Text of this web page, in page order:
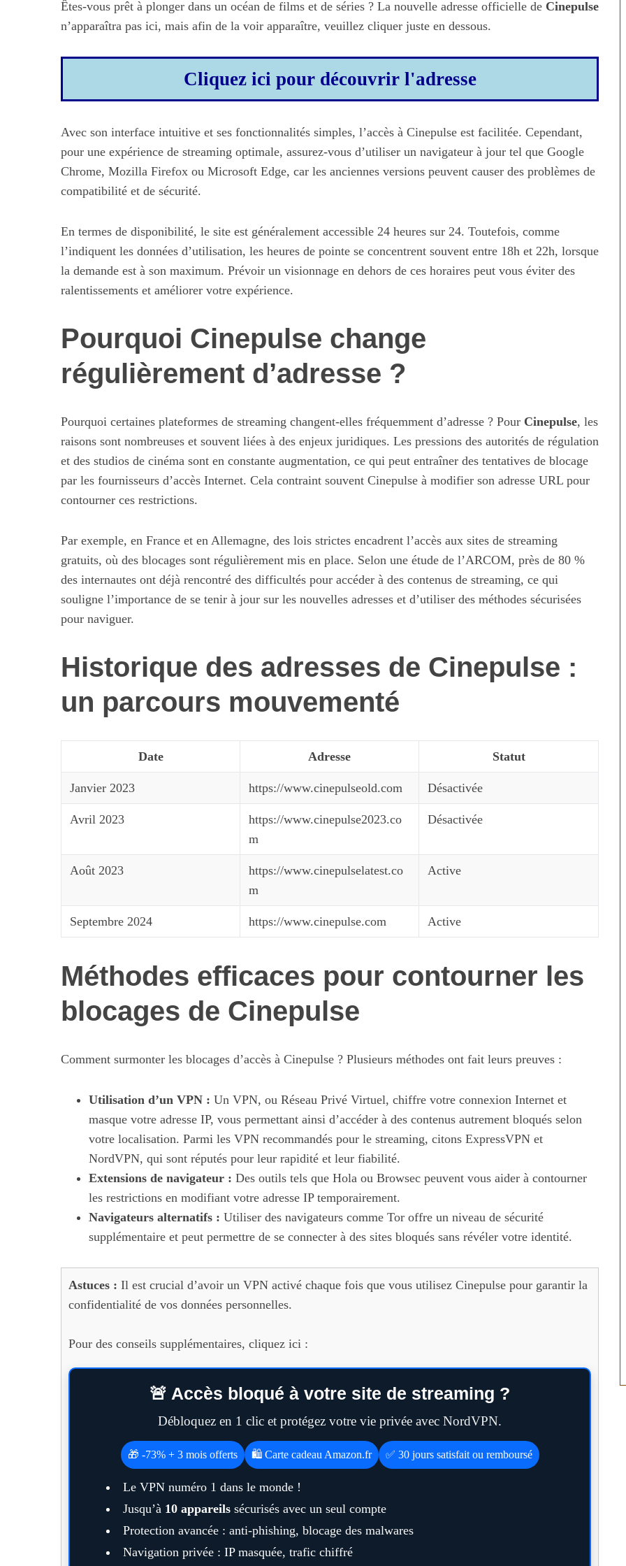
Êtes-vous prêt à plonger dans un océan de films et de séries ? La nouvelle adresse officielle de Cinepulse
n’apparaîtra pas ici, mais afin de la voir apparaître, veuillez cliquer juste en dessous.
Cliquez ici pour découvrir l'adresse
Avec son interface intuitive et ses fonctionnalités simples, l’accès à Cinepulse est facilitée. Cependant,
pour une expérience de streaming optimale, assurez-vous d’utiliser un navigateur à jour tel que Google
Chrome, Mozilla Firefox ou Microsoft Edge, car les anciennes versions peuvent causer des problèmes de
compatibilité et de sécurité.
En termes de disponibilité, le site est généralement accessible 24 heures sur 24. Toutefois, comme
l’indiquent les données d’utilisation, les heures de pointe se concentrent souvent entre 18h et 22h, lorsque
la demande est à son maximum. Prévoir un visionnage en dehors de ces horaires peut vous éviter des
ralentissements et améliorer votre expérience.
Pourquoi Cinepulse change
régulièrement d’adresse ?
Pourquoi certaines plateformes de streaming changent-elles fréquemment d’adresse ? Pour Cinepulse, les
raisons sont nombreuses et souvent liées à des enjeux juridiques. Les pressions des autorités de régulation
et des studios de cinéma sont en constante augmentation, ce qui peut entraîner des tentatives de blocage
par les fournisseurs d’accès Internet. Cela contraint souvent Cinepulse à modifier son adresse URL pour
contourner ces restrictions.
Par exemple, en France et en Allemagne, des lois strictes encadrent l’accès aux sites de streaming
gratuits, où des blocages sont régulièrement mis en place. Selon une étude de l’ARCOM, près de 80 %
des internautes ont déjà rencontré des difficultés pour accéder à des contenus de streaming, ce qui
souligne l’importance de se tenir à jour sur les nouvelles adresses et d’utiliser des méthodes sécurisées
pour naviguer.
Historique des adresses de Cinepulse :
un parcours mouvementé
Date Adresse Statut
Janvier 2023 https://www.cinepulseold.com Désactivée
Avril 2023
https://www.cinepulse2023.co
m
Désactivée
Août 2023
https://www.cinepulselatest.co
m
Active
Septembre 2024 https://www.cinepulse.com Active
Méthodes efficaces pour contourner les
blocages de Cinepulse
Comment surmonter les blocages d’accès à Cinepulse ? Plusieurs méthodes ont fait leurs preuves :
Utilisation d’un VPN : Un VPN, ou Réseau Privé Virtuel, chiffre votre connexion Internet et
masque votre adresse IP, vous permettant ainsi d’accéder à des contenus autrement bloqués selon
votre localisation. Parmi les VPN recommandés pour le streaming, citons ExpressVPN et
NordVPN, qui sont réputés pour leur rapidité et leur fiabilité.
Extensions de navigateur : Des outils tels que Hola ou Browsec peuvent vous aider à contourner
les restrictions en modifiant votre adresse IP temporairement.
Navigateurs alternatifs : Utiliser des navigateurs comme Tor offre un niveau de sécurité
supplémentaire et peut permettre de se connecter à des sites bloqués sans révéler votre identité.
Astuces : Il est crucial d’avoir un VPN activé chaque fois que vous utilisez Cinepulse pour garantir la
confidentialité de vos données personnelles.
Pour des conseils supplémentaires, cliquez ici :
🚨 Accès bloqué à votre site de streaming ?
Débloquez en 1 clic et protégez votre vie privée avec NordVPN.
🎁 -73% + 3 mois offerts 🛍️ Carte cadeau Amazon.fr ✅ 30 jours satisfait ou remboursé
Le VPN numéro 1 dans le monde !
Jusqu’à 10 appareils sécurisés avec un seul compte
Protection avancée : anti-phishing, blocage des malwares
Navigation privée : IP masquée, trafic chiffré
Transporter ses repas et ses
S
c
h
f